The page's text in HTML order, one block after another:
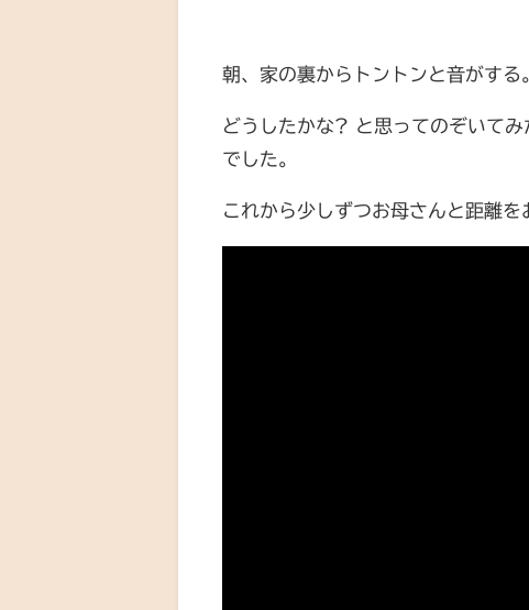
朝、家の裏からトントンと音がする
どうしたかな? と思ってのぞいて
でした。
これから少しずつお母さんと距離を